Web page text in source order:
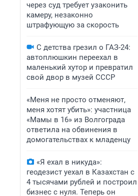
через суд требует узаконить
камеру, незаконно
штрафующую за скорость
С детства грезил о ГАЗ-24:
автоплюшкин переехал в
маленький хутор и превратил
свой двор в музей СССР
«Меня не просто отменяют,
меня хотят убить»: участница
«Мамы в 16» из Волгограда
ответила на обвинения в
домогательствах к младенцу
«Я ехал в никуда»:
геодезист уехал в Казахстан с
4 тысячами рублей и построил
бизнес с нуля. Теперь он